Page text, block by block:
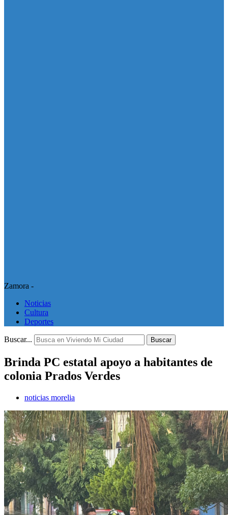
Zamora -
Noticias
Cultura
Deportes
Buscar... Buscar
Brinda PC estatal apoyo a habitantes de
colonia Prados Verdes
noticias morelia